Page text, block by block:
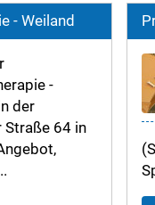
- Weiland
-
der
Straße 64 in